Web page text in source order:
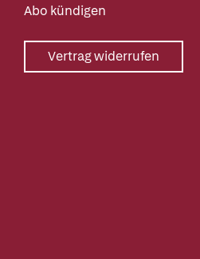
Abo kündigen
Vertrag widerrufen